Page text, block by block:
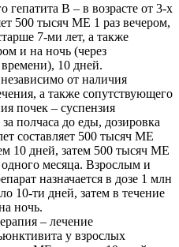
гепатита В – в возрасте от 3-х
500 тысяч МЕ 1 раз вечером,
7-ми лет, а также
и на ночь (через
10 дней.
от наличия
а также сопутствующего
почек – суспензия
полчаса до еды, дозировка
составляет 500 тысяч МЕ
10 дней, затем 500 тысяч МЕ
месяца. Взрослым и
назначается в дозе 1 млн
10-ти дней, затем в течение
ночь.
– лечение
у взрослых